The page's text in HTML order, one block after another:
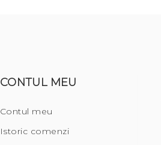
CONTUL MEU
Contul meu
Istoric comenzi